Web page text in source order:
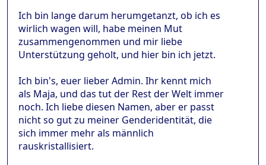
Ich bin lange darum herumgetanzt, ob ich es
wirlich wagen will, habe meinen Mut
zusammengenommen und mir liebe
Unterstützung geholt, und hier bin ich jetzt.
Ich bin's, euer lieber Admin. Ihr kennt mich
als Maja, und das tut der Rest der Welt immer
noch. Ich liebe diesen Namen, aber er passt
nicht so gut zu meiner Genderidentität, die
sich immer mehr als männlich
rauskristallisiert.